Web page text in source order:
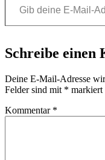
Schreibe einen
Deine E-Mail-Adresse
Felder sind mit * markiert
Kommentar *